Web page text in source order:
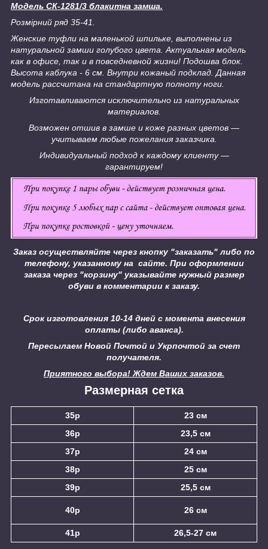
Модель СК-1281/3 блакитна замша.
Розмірний ряд 35-41.
Женские туфли на маленькой шпильке, выполнены из
натуральной замши голубого цвета. Актуальная модель
как в офисе, так и в повседневной жизни! Подошва блок.
Высота каблука - 6 см. Внутри кожаный подклад. Данная
модель рассчитана на стандартную полноту ноги.
Изготавливаются исключительно из натуральных
материалов.
Возможен отшив в замше и коже разных цветов ―
учитываем любые пожелания заказчика.
Индивидуальный подход к каждому клиенту ―
гарантируем!
Заказ осуществляйте через кнопку "заказать" либо по
телефону, указанному на сайте. При оформлении
заказа через "корзину" указывайте нужный размер
обуви в комментарии к заказу.
Срок изготовления 10-14 дней с момента внесения
оплаты (либо аванса).
Пересылаем Новой Почтой и Укрпочтой за счет
получателя.
Приятного выбора! Ждем Ваших заказов.
Размерная сетка
35р
23 см
36р
23,5 см
37р
24 см
38р
25 см
39р
25,5 см
40р 26 см
41р 26,5-27 см